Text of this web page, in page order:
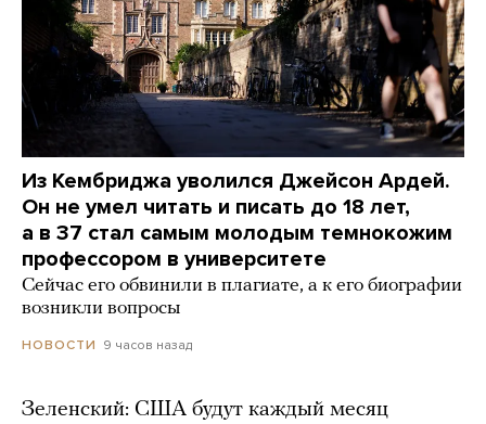
Из Кембриджа уволился Джейсон Ардей.
Он не умел читать и писать до 18 лет,
а в 37 стал самым молодым темнокожим
профессором в университете
Сейчас его обвинили в плагиате, а к его биографии
возникли вопросы
НОВОСТИ 9 часов назад
Зеленский: США будут каждый месяц